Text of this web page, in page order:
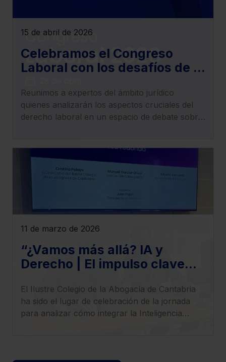
15 de abril de 2026
Celebramos el Congreso
Laboral con los desafíos de la
laboral, empleo, trabajo y
Seguridad Social
Reunimos a expertos del ámbito jurídico
quienes analizarán los aspectos cruciales del
derecho laboral en un espacio de debate sobre
11 de marzo de 2026
“¿Vamos más allá? IA y
Derecho | El impulso clave
siguiente nivel”,
El Ilustre Colegio de la Abogacía de Cantabria
ha sido el lugar de celebración de la jornada
para analizar cómo integrar la Inteligencia